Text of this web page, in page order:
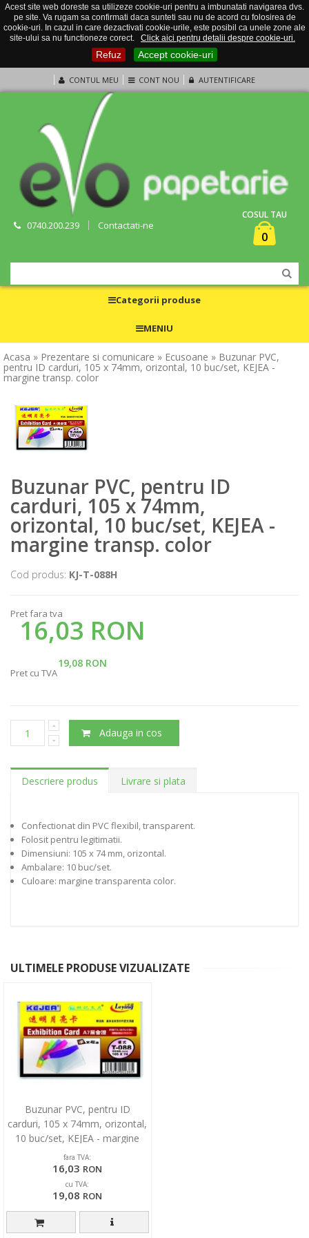
Acest site web doreste sa utilizeze cookie-uri pentru a imbunatati navigarea dvs.
pe site. Va rugam sa confirmati daca sunteti sau nu de acord cu folosirea de
cookie-uri. In cazul in care dezactivati cookie-urile, este posibil ca unele zone ale
site-ului sa nu functioneze corect.
Click aici pentru detalii despre cookie-uri.
Refuz Accept cookie-uri
CONTUL MEU CONT NOU AUTENTIFICARE
0740.200.239 Contactati-ne
COSUL TAU
0
Categorii produse
MENIU
Acasa » Prezentare si comunicare » Ecusoane » Buzunar PVC,
pentru ID carduri, 105 x 74mm, orizontal, 10 buc/set, KEJEA -
margine transp. color
Buzunar PVC, pentru ID
carduri, 105 x 74mm,
orizontal, 10 buc/set, KEJEA -
margine transp. color
Cod produs: KJ-T-088H
Pret fara tva
16,03 RON
19,08 RON
Pret cu TVA
Adauga in cos
Descriere produs Livrare si plata
Confectionat din PVC flexibil, transparent.
Folosit pentru legitimatii.
Dimensiuni: 105 x 74 mm, orizontal.
Ambalare: 10 buc/set.
Culoare: margine transparenta color.
ULTIMELE PRODUSE VIZUALIZATE
Buzunar PVC, pentru ID
carduri, 105 x 74mm, orizontal,
10 buc/set, KEJEA - margine
transp. color
fara TVA:
16,03 RON
cu TVA:
19,08 RON